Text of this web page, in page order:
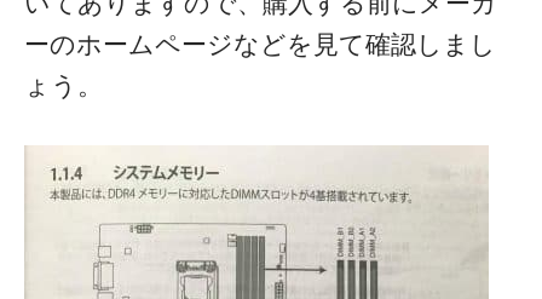
ーのホームページなどを見て確認しまし
ょう。